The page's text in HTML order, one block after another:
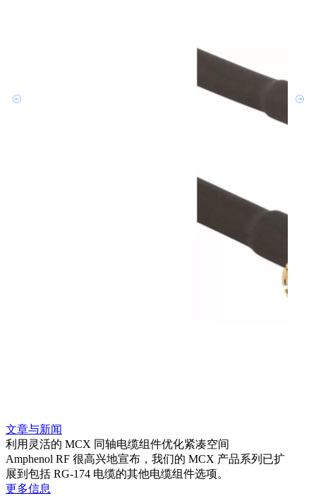
文章与新闻
利用灵活的 MCX 同轴电缆组件优化紧凑空间
Amphenol RF 很高兴地宣布，我们的 MCX 产品系列已扩
展到包括 RG-174 电缆的其他电缆组件选项。
更多信息